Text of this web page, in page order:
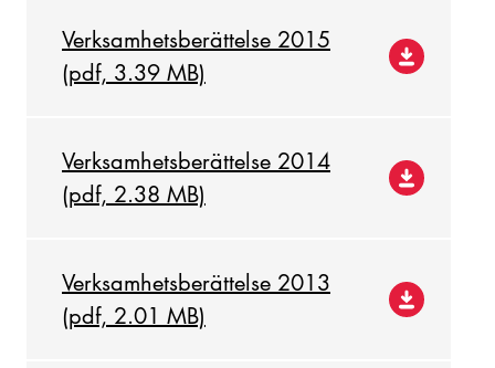
Verksamhetsberättelse 2015
(pdf, 3.39 MB)
Verksamhetsberättelse 2014
(pdf, 2.38 MB)
Verksamhetsberättelse 2013
(pdf, 2.01 MB)